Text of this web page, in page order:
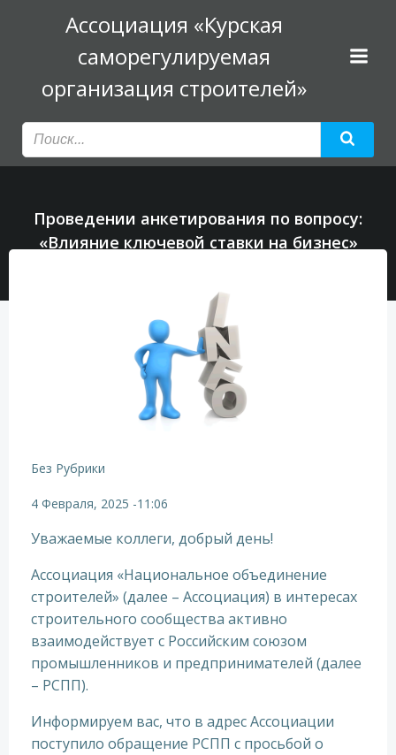
к
содержимому
Ассоциация «Курская
саморегулируемая
организация строителей»
Проведении анкетирования по вопросу:
«Влияние ключевой ставки на бизнес»
Без Рубрики
4 Февраля, 2025 -11:06
Уважаемые коллеги, добрый день!
Ассоциация «Национальное объединение
строителей» (далее – Ассоциация) в интересах
строительного сообщества активно
взаимодействует с Российским союзом
промышленников и предпринимателей (далее
– РСПП).
Информируем вас, что в адрес Ассоциации
поступило обращение РСПП с просьбой о